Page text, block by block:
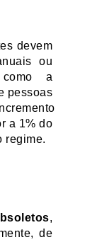
devem
ou
como a
pessoas
a 1% do
regime.
,
de